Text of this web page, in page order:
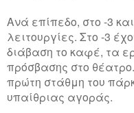
Ανά επίπεδο, στο -3 και
λειτουργίες. Στο -3
διάβαση το καφέ, τα
πρόσβασης στο θέατρο.
πρώτη στάθμη του
υπαίθριας αγοράς.